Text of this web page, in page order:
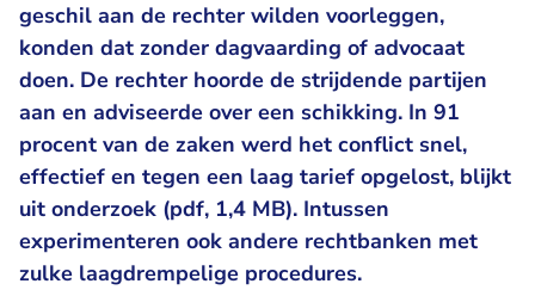
geschil aan de rechter wilden voorleggen,
konden dat zonder dagvaarding of advocaat
doen. De rechter hoorde de strijdende partijen
aan en adviseerde over een schikking. In 91
procent van de zaken werd het conflict snel,
effectief en tegen een laag tarief opgelost, blijkt
uit onderzoek (pdf, 1,4 MB). Intussen
experimenteren ook andere rechtbanken met
zulke laagdrempelige procedures.